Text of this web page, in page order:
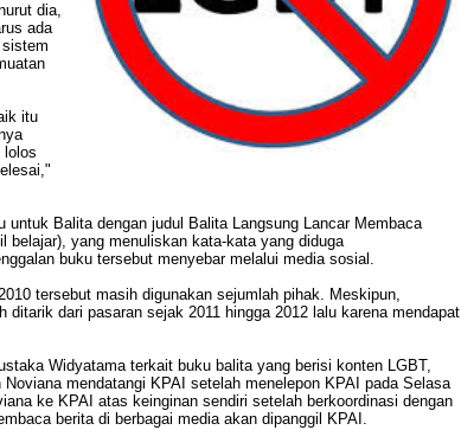
dia,
ada
itu
lolos
untuk Balita dengan judul Balita Langsung Lancar Membaca
belajar), yang menuliskan kata-kata yang diduga
buku tersebut menyebar melalui media sosial.
tersebut masih digunakan sejumlah pihak. Meskipun,
ditarik dari pasaran sejak 2011 hingga 2012 lalu karena mendapat
Widyatama terkait buku balita yang berisi konten LGBT,
mendatangi KPAI setelah menelepon KPAI pada Selasa
ke KPAI atas keinginan sendiri setelah berkoordinasi dengan
berita di berbagai media akan dipanggil KPAI.